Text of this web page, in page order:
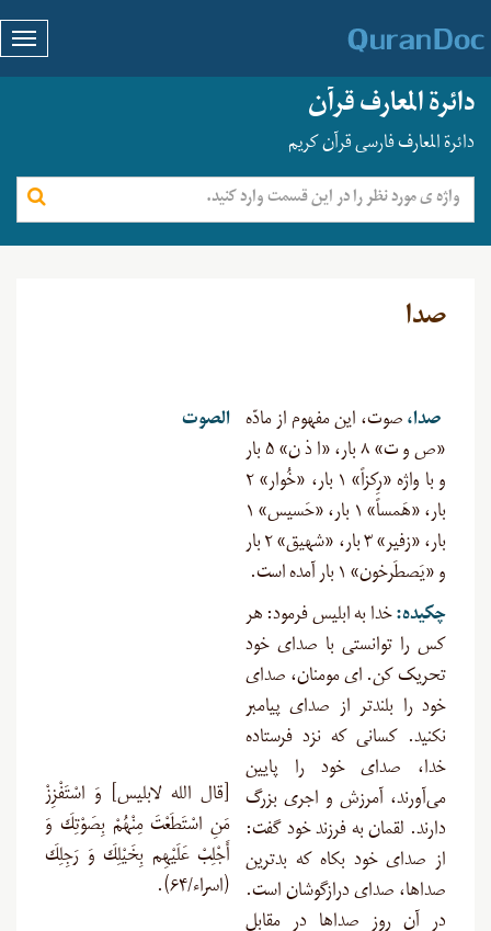
دائرة المعارف قرآن
دائرة المعارف فارسی قرآن کریم
صدا
صدا، صوت، این مفهوم از مادّه
«ص و ت» ۸ بار، «ا ذ ن» ۵ بار
و با واژه «رِکزاً» ۱ بار، «خُوار» ۲
بار، «هَمساً» ۱ بار، «حَسیس» ۱
بار، «زفیر» ۳ بار، «شهیق» ۲ بار
و «یَصطَرخون» ۱ بار آمده است.
چکیده:خدا به ابلیس فرمود: هر
کس را توانستی با صدای خود
تحریک کن. ای مومنان، صدای
خود را بلندتر از صدای پیامبر
نکنید. کسانی که نزد فرستاده
خدا، صدای خود را پایین
می‌آورند، آمرزش و اجری بزرگ
دارند. لقمان به فرزند خود گفت:
از صدای خود بکاه که بدترین
صداها، صدای درازگوشان است.
در آن روز صداها در مقابل
الصوت
[قال الله لابلیس] وَ اسْتَفْزِزْ
مَنِ اسْتَطَعْتَ مِنْهُمْ بِصَوْتِكَ وَ
أَجْلِبْ عَلَيْهِم بِخَيْلِكَ وَ رَجِلِكَ
(اسراء/۶۴).